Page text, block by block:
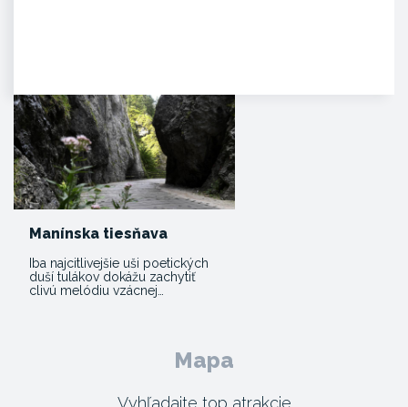
Manínska tiesňava
Iba najcitlivejšie uši poetických
duší tulákov dokážu zachytiť
clivú melódiu vzácnej…
Mapa
Vyhľadajte top atrakcie